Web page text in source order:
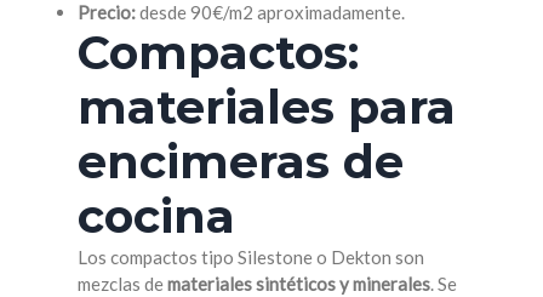
Precio:desde 90€/m2 aproximadamente.
Compactos:
materiales para
encimeras de
cocina
Los compactos tipo Silestone o Dekton son
mezclas demateriales sintéticos y minerales. Se